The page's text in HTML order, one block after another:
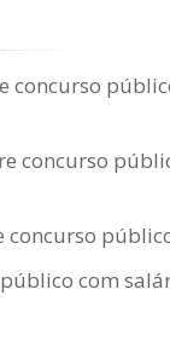
concurso
concurso
concurso
com